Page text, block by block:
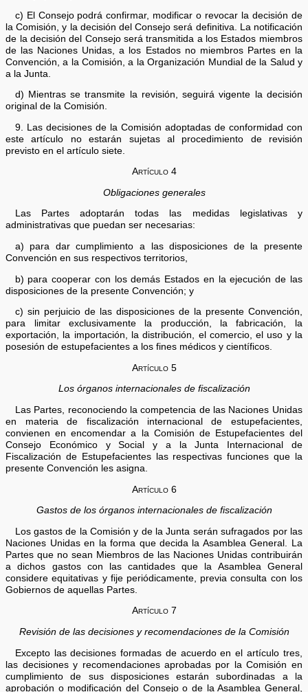
c) El Consejo podrá confirmar, modificar o revocar la decisión de
la Comisión, y la decisión del Consejo será definitiva. La notificación
de la decisión del Consejo será transmitida a los Estados miembros
de las Naciones Unidas, a los Estados no miembros Partes en la
Convención, a la Comisión, a la Organización Mundial de la Salud y
a la Junta.
d) Mientras se transmite la revisión, seguirá vigente la decisión
original de la Comisión.
9. Las decisiones de la Comisión adoptadas de conformidad con
este artículo no estarán sujetas al procedimiento de revisión
previsto en el artículo siete.
Artículo 4
Obligaciones generales
Las Partes adoptarán todas las medidas legislativas y
administrativas que puedan ser necesarias:
a) para dar cumplimiento a las disposiciones de la presente
Convención en sus respectivos territorios,
b) para cooperar con los demás Estados en la ejecución de las
disposiciones de la presente Convención; y
c) sin perjuicio de las disposiciones de la presente Convención,
para limitar exclusivamente la producción, la fabricación, la
exportación, la importación, la distribución, el comercio, el uso y la
posesión de estupefacientes a los fines médicos y científicos.
Artículo 5
Los órganos internacionales de fiscalización
Las Partes, reconociendo la competencia de las Naciones Unidas
en materia de fiscalización internacional de estupefacientes,
convienen en encomendar a la Comisión de Estupefacientes del
Consejo Económico y Social y a la Junta Internacional de
Fiscalización de Estupefacientes las respectivas funciones que la
presente Convención les asigna.
Artículo 6
Gastos de los órganos internacionales de fiscalización
Los gastos de la Comisión y de la Junta serán sufragados por las
Naciones Unidas en la forma que decida la Asamblea General. La
Partes que no sean Miembros de las Naciones Unidas contribuirán
a dichos gastos con las cantidades que la Asamblea General
considere equitativas y fije periódicamente, previa consulta con los
Gobiernos de aquellas Partes.
Artículo 7
Revisión de las decisiones y recomendaciones de la Comisión
Excepto las decisiones formadas de acuerdo en el artículo tres,
las decisiones y recomendaciones aprobadas por la Comisión en
cumplimiento de sus disposiciones estarán subordinadas a la
aprobación o modificación del Consejo o de la Asamblea General,